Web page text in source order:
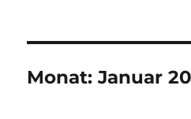
Monat:Januar